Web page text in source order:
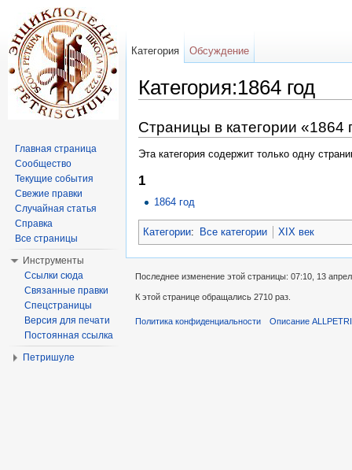
Категория:1864 год
Страницы в категории «1864
Эта категория содержит только одну
1
1864 год
Категории: Все категории XIX век
Категория Обсуждение
Главная страница
Сообщество
Текущие события
Свежие правки
Случайная статья
Справка
Все страницы
Инструменты
Ссылки сюда
Связанные правки
Спецстраницы
Версия для печати
Постоянная ссылка
Петришуле
Последнее изменение этой страницы: 07:10, 13
К этой странице обращались 2710 раз.
Политика конфиденциальности Описание